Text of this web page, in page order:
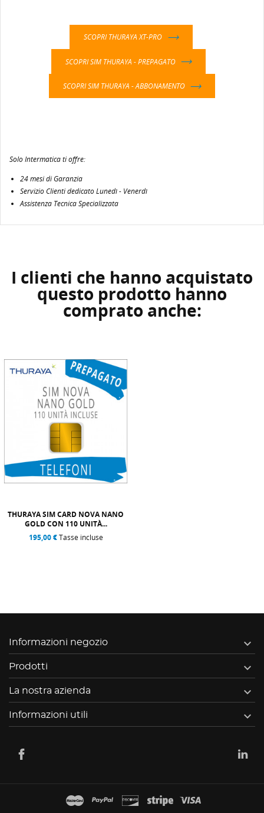
SCOPRI THURAYA XT-PRO
SCOPRI SIM THURAYA - PREPAGATO
SCOPRI SIM THURAYA - ABBONAMENTO
Solo Intermatica ti offre:
24 mesi di Garanzia
Servizio Clienti dedicato Lunedì - Venerdì
Assistenza Tecnica Specializzata
I clienti che hanno acquistato
questo prodotto hanno
comprato anche:
THURAYA SIM CARD NOVA NANO
GOLD CON 110 UNITÀ...
195,00 €Tasse incluse
Informazioni negozio 
Prodotti 
La nostra azienda 
Informazioni utili 